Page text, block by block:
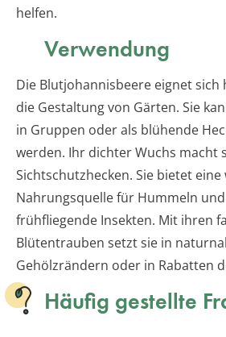
helfen.
Verwendung
Die Blutjohannisbeere eignet
die Gestaltung von Gärten. Sie
in Gruppen oder als blühende
werden. Ihr dichter Wuchs macht
Sichtschutzhecken. Sie bietet
Nahrungsquelle für Hummeln
frühfliegende Insekten. Mit ihren
Blütentrauben setzt sie in
Gehölzrändern oder in Rabatten
Häufig gestellte